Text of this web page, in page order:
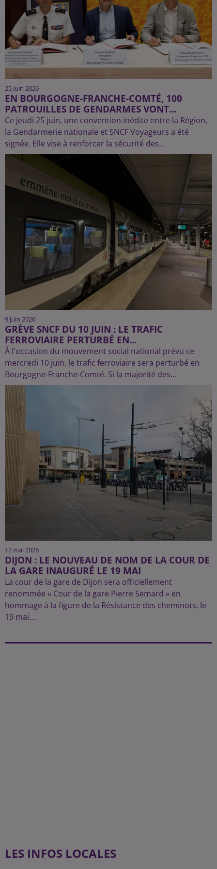
25 juin 2026
EN BOURGOGNE-FRANCHE-COMTÉ, 100
PATROUILLES DE GENDARMES VONT...
Ce jeudi 25 juin, une convention inédite entre la Région,
la Gendarmerie nationale et SNCF Voyageurs a été
signée. Elle vise à renforcer la sécurité des...
9 juin 2026
GRÈVE SNCF DU 10 JUIN : LE TRAFIC
FERROVIAIRE PERTURBÉ EN...
À l'occasion du mouvement social national prévu ce
mercredi 10 juin, le trafic ferroviaire sera perturbé en
Bourgogne-Franche-Comté. Si la majorité des...
12 mai 2026
DIJON : LE NOUVEAU DE NOM DE LA COUR DE
LA GARE INAUGURÉ LE 19 MAI
La cour de la gare de Dijon sera officiellement
renommée « Cour de la gare Pierre Semard » en
hommage à la figure de la Résistance des cheminots, le
19 mai....
LES INFOS LOCALES